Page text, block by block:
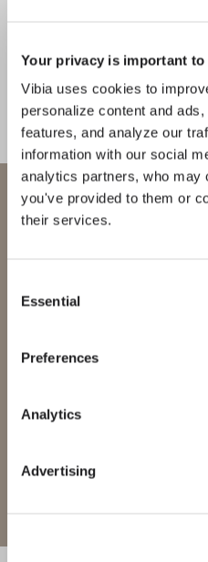
Your privacy is important to
Vibia uses cookies to
personalize content and
features, and analyze our
information with our social
analytics partners, who may
you've provided to them or
their services.
Selection
Essential
Preferences
Analytics
Advertising
Seleziona il sito web corretto
sicurezza locali. Nota che